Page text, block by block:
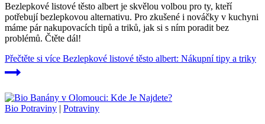
Bezlepkové listové těsto albert je skvělou volbou pro ty, kteří
potřebují bezlepkovou alternativu. Pro zkušené i nováčky v kuchyni
máme pár nakupovacích tipů a triků, jak si s ním poradit bez
problémů. Čtěte dál!
Přečtěte si více Bezlepkové listové těsto albert: Nákupní tipy a triky
Bio Potraviny | Potraviny